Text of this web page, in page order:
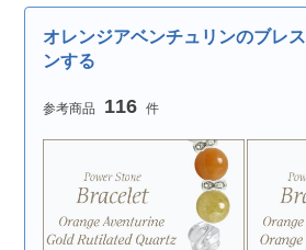
オレンジアベンチュリンのブレ
ンする
116